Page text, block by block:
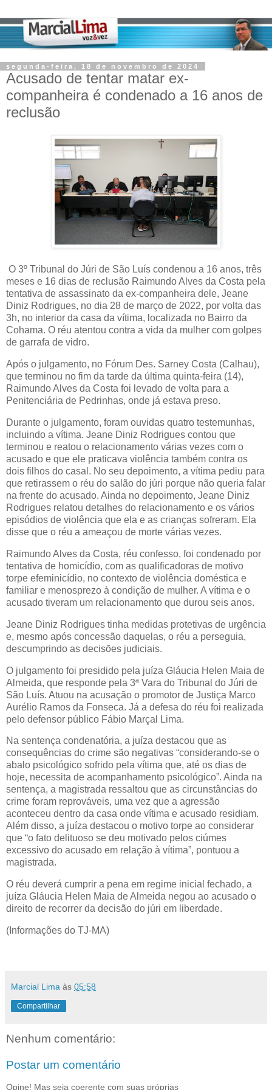
segunda-feira, 18 de novembro de 2024
Acusado de tentar matar ex-
companheira é condenado a 16 anos de
reclusão
O 3º Tribunal do Júri de São Luís condenou a 16 anos, três
meses e 16 dias de reclusão Raimundo Alves da Costa pela
tentativa de assassinato da ex-companheira dele, Jeane
Diniz Rodrigues, no dia 28 de março de 2022, por volta das
3h, no interior da casa da vítima, localizada no Bairro da
Cohama. O réu atentou contra a vida da mulher com golpes
de garrafa de vidro.
Após o julgamento, no Fórum Des. Sarney Costa (Calhau),
que terminou no fim da tarde da última quinta-feira (14),
Raimundo Alves da Costa foi levado de volta para a
Penitenciária de Pedrinhas, onde já estava preso.
Durante o julgamento, foram ouvidas quatro testemunhas,
incluindo a vítima. Jeane Diniz Rodrigues contou que
terminou e reatou o relacionamento várias vezes com o
acusado e que ele praticava violência também contra os
dois filhos do casal. No seu depoimento, a vítima pediu para
que retirassem o réu do salão do júri porque não queria falar
na frente do acusado. Ainda no depoimento, Jeane Diniz
Rodrigues relatou detalhes do relacionamento e os vários
episódios de violência que ela e as crianças sofreram. Ela
disse que o réu a ameaçou de morte várias vezes.
Raimundo Alves da Costa, réu confesso, foi condenado por
tentativa de homicídio, com as qualificadoras de motivo
torpe efeminicídio, no contexto de violência doméstica e
familiar e menosprezo à condição de mulher. A vítima e o
acusado tiveram um relacionamento que durou seis anos.
Jeane Diniz Rodrigues tinha medidas protetivas de urgência
e, mesmo após concessão daquelas, o réu a perseguia,
descumprindo as decisões judiciais.
O julgamento foi presidido pela juíza Gláucia Helen Maia de
Almeida, que responde pela 3ª Vara do Tribunal do Júri de
São Luís. Atuou na acusação o promotor de Justiça Marco
Aurélio Ramos da Fonseca. Já a defesa do réu foi realizada
pelo defensor público Fábio Marçal Lima.
Na sentença condenatória, a juíza destacou que as
consequências do crime são negativas “considerando-se o
abalo psicológico sofrido pela vítima que, até os dias de
hoje, necessita de acompanhamento psicológico”. Ainda na
sentença, a magistrada ressaltou que as circunstâncias do
crime foram reprováveis, uma vez que a agressão
aconteceu dentro da casa onde vítima e acusado residiam.
Além disso, a juíza destacou o motivo torpe ao considerar
que “o fato delituoso se deu motivado pelos ciúmes
excessivo do acusado em relação à vítima”, pontuou a
magistrada.
O réu deverá cumprir a pena em regime inicial fechado, a
juíza Gláucia Helen Maia de Almeida negou ao acusado o
direito de recorrer da decisão do júri em liberdade.
(Informações do TJ-MA)
Marcial Lima às 05:58
Compartilhar
Nenhum comentário:
Postar um comentário
Opine! Mas seja coerente com suas próprias